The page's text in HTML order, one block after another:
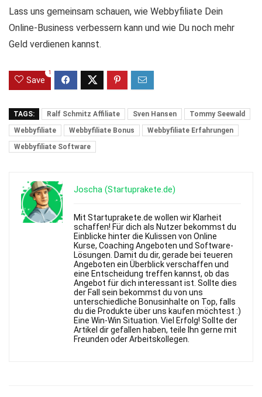
Lass uns gemeinsam schauen, wie Webbyfiliate Dein
Online-Business verbessern kann und wie Du noch mehr
Geld verdienen kannst.
Save
1
TAGS: Ralf Schmitz Affiliate Sven Hansen
Tommy Seewald
Webbyfiliate
Webbyfiliate Bonus
Webbyfiliate Erfahrungen
Webbyfiliate Software
Joscha (Startuprakete.de)
Mit Startuprakete.de wollen wir Klarheit
schaffen! Für dich als Nutzer bekommst du
Einblicke hinter die Kulissen von Online
Kurse, Coaching Angeboten und Software-
Lösungen. Damit du dir, gerade bei teueren
Angeboten ein Überblick verschaffen und
eine Entscheidung treffen kannst, ob das
Angebot für dich interessant ist. Sollte dies
der Fall sein bekommst du von uns
unterschiedliche Bonusinhalte on Top, falls
du die Produkte über uns kaufen möchtest :)
Eine Win-Win Situation. Viel Erfolg! Sollte der
Artikel dir gefallen haben, teile Ihn gerne mit
Freunden oder Arbeitskollegen.